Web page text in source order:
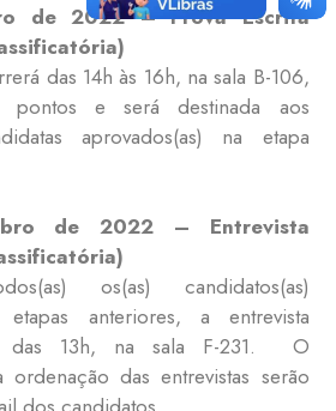
de 2022 – Prova Escrita
das 14h às 16h, na sala B-106,
e será destinada aos
aprovados(as) na etapa
de 2022 – Entrevista
os(as) candidatos(as)
etapas anteriores, a entrevista
das 13h, na sala F-231. O
das entrevistas serão